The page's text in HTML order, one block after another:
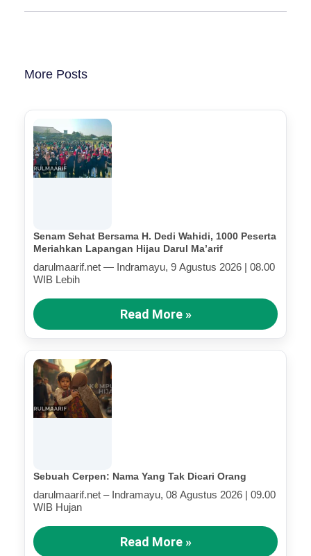
More Posts
Senam Sehat Bersama H. Dedi Wahidi, 1000 Peserta
Meriahkan Lapangan Hijau Darul Ma’arif
darulmaarif.net — Indramayu, 9 Agustus 2026 | 08.00
WIB Lebih
Read More »
Sebuah Cerpen: Nama Yang Tak Dicari Orang
darulmaarif.net – Indramayu, 08 Agustus 2026 | 09.00
WIB Hujan
Read More »